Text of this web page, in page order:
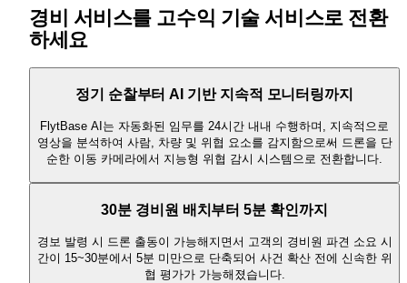
경비 서비스를 고수익 기술 서비스로 전환
하세요
정기 순찰부터 AI 기반 지속적 모니터링까지
FlytBase AI는 자동화된 임무를 24시간 내내 수행하며, 지속적으로
영상을 분석하여 사람, 차량 및 위협 요소를 감지함으로써 드론을 단
순한 이동 카메라에서 지능형 위협 감시 시스템으로 전환합니다.
30분 경비원 배치부터 5분 확인까지
경보 발령 시 드론 출동이 가능해지면서 고객의 경비원 파견 소요 시
간이 15~30분에서 5분 미만으로 단축되어 사건 확산 전에 신속한 위
협 평가가 가능해졌습니다.